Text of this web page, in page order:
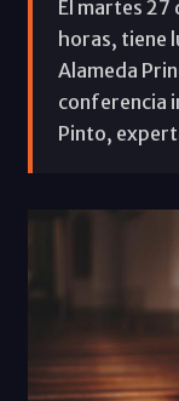
El martes 27
horas, tiene
Alameda
conferencia
Pinto,